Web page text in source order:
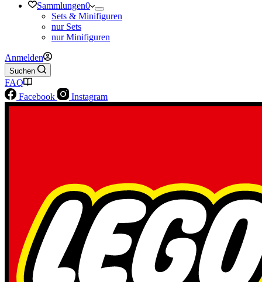
Sammlungen0
Sets & Minifiguren
nur Sets
nur Minifiguren
Anmelden
Suchen
FAQ
Facebook
Instagram